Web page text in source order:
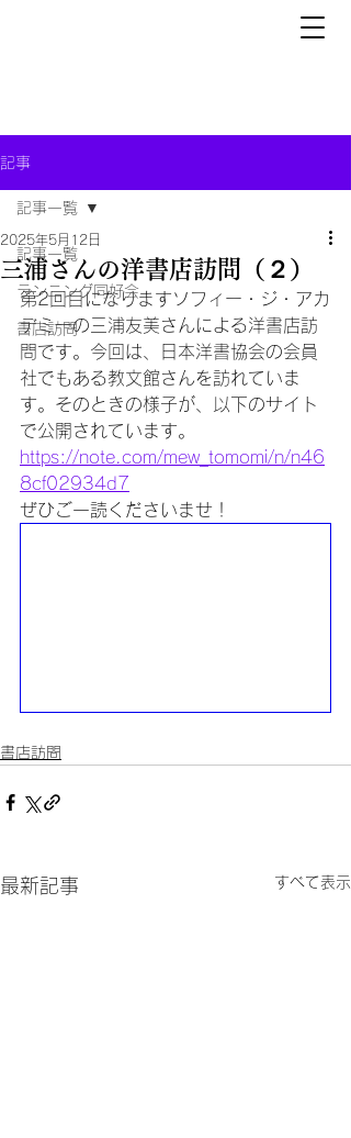
記事
記事一覧
ランニング同好会
書店訪問
記事一覧
三浦さんの洋書店訪問（２）
2025年5月12日
第2回目になりますソフィー・ジ・アカ
デミーの三浦友美さんによる洋書店訪
問です。今回は、日本洋書協会の会員
社でもある教文館さんを訪れていま
す。そのときの様子が、以下のサイト
で公開されています。
https://note.com/mew_tomomi/n/n46
8cf02934d7
ぜひご一読くださいませ！
書店訪問
最新記事 すべて表示